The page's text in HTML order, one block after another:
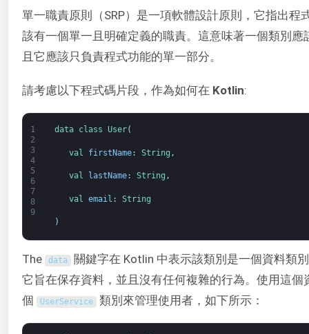
單一職責原則（SRP）是一項軟體設計原則，它指出程
該有一個單一且明確定義的職責。這意味著一個類別
且它應該只負責程式功能的單一部分。
請考慮以下程式碼片段，作為如何在 Kotlin:
1
2
3
4
5
6
7
8
9
data class User(
val firstName: String ,
val lastName: String ,
val email : String
)
The data 關鍵字在 Kotlin 中表示該類別是一個資料類
它旨在保存資料，並且沒有任何複雜的行為。使用這
個
UserService 類別來管理使用者，如下所示：